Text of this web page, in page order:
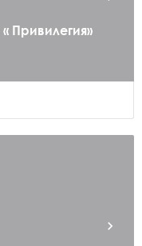
Привилегия»